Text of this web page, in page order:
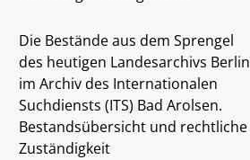
Die Bestände aus dem Sprengel
des heutigen Landesarchivs Berlin
im Archiv des Internationalen
Suchdiensts (ITS) Bad Arolsen.
Bestandsübersicht und rechtliche
Zuständigkeit